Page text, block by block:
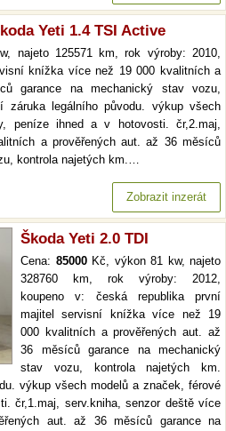
Yeti 1.4 TSI Active
najeto 125571 km, rok výroby: 2010,
knížka více než 19 000 kvalitních a
garance na mechanický stav vozu,
záruka legálního původu. výkup všech
peníze ihned a v hotovosti. čr,2.maj,
a prověřených aut. až 36 měsíců
kontrola najetých km.…
Zobrazit inzerát
Škoda Yeti 2.0 TDI
Cena: 85000Kč, výkon 81 kw, najeto
328760 km, rok výroby: 2012,
koupeno v: česká republika první
majitel servisní knížka více než 19
000 kvalitních a prověřených aut. až
36 měsíců garance na mechanický
stav vozu, kontrola najetých km.
výkup všech modelů a značek, férové
čr,1.maj, serv.kniha, senzor deště více
aut. až 36 měsíců garance na